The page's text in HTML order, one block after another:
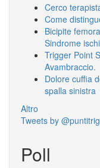
Cerco
Come
Bicipite
Sindrome
Trigger Point
Avambraccio.
Dolore cuffia
spalla sinistra
Altro
Tweets by
Poll